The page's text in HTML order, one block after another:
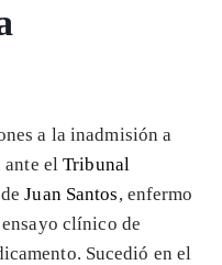
a la inadmisión a
ante elTribunal
deJuan Santos, enfermo
clínico de
Sucedió en el